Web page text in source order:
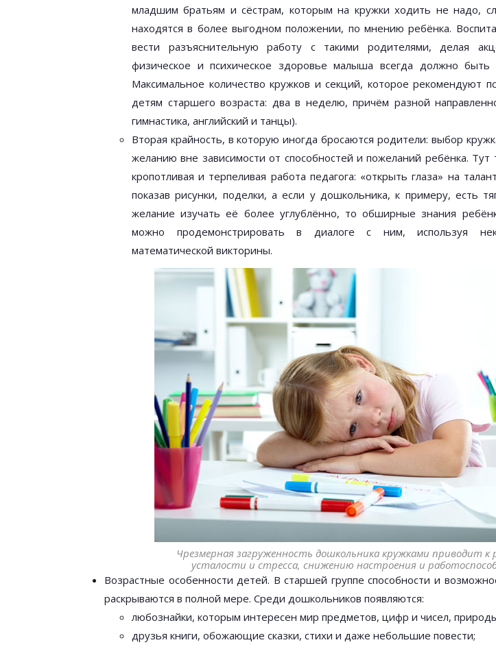
младшим братьям и сёстрам, которым на кружки ходить не надо,
находятся в более выгодном положении, по мнению ребёнка.
вести разъяснительную работу с такими родителями, делая
физическое и психическое здоровье малыша всегда должно быть
Максимальное количество кружков и секций, которое рекомендуют
детям старшего возраста: два в неделю, причём разной
гимнастика, английский и танцы).
Вторая крайность, в которую иногда бросаются родители: выбор
желанию вне зависимости от способностей и пожеланий ребёнка. Тут
кропотливая и терпеливая работа педагога: «открыть глаза» на
показав рисунки, поделки, а если у дошкольника, к примеру, есть
желание изучать её более углублённо, то обширные знания
можно продемонстрировать в диалоге с ним, используя
математической викторины.
Чрезмерная загруженность дошкольника кружками приводит
усталости и стресса, снижению настроения и
Возрастные особенности детей. В старшей группе способности и
раскрываются в полной мере. Среди дошкольников появляются:
любознайки, которым интересен мир предметов, цифр и чисел,
друзья книги, обожающие сказки, стихи и даже небольшие повести;